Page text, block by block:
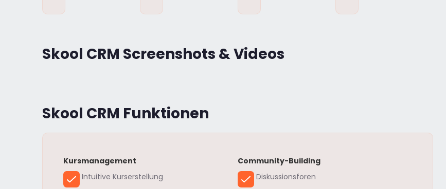
Skool CRM Screenshots & Videos
Skool CRM Funktionen
Kursmanagement
Intuitive Kurserstellung
Community-Building
Diskussionsforen